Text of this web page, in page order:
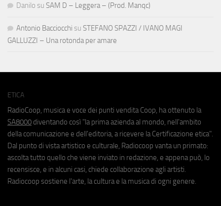
Danilo su SAM D – Leggera – (Prod. Manqc)
Antonio Bacciocchi su STEFANO SPAZZI / IVANO MAGI
GALLUZZI – Una rotonda per amare
ETICA
RadioCoop, musica e voce dei punti vendita Coop, ha ottenuto la
SA8000 diventando così "la prima azienda al mondo, nell'ambito
della comunicazione e dell'editoria, a ricevere la Certificazione etica".
Dal punto di vista artistico e culturale, Radiocoop vanta un primato:
ascolta tutto quello che viene inviato in redazione, e appena può, lo
recensisce, e in alcuni casi, chiede collaborazione agli artisti.
Radiocoop sostiene l'arte, la cultura e la musica di ogni genere.